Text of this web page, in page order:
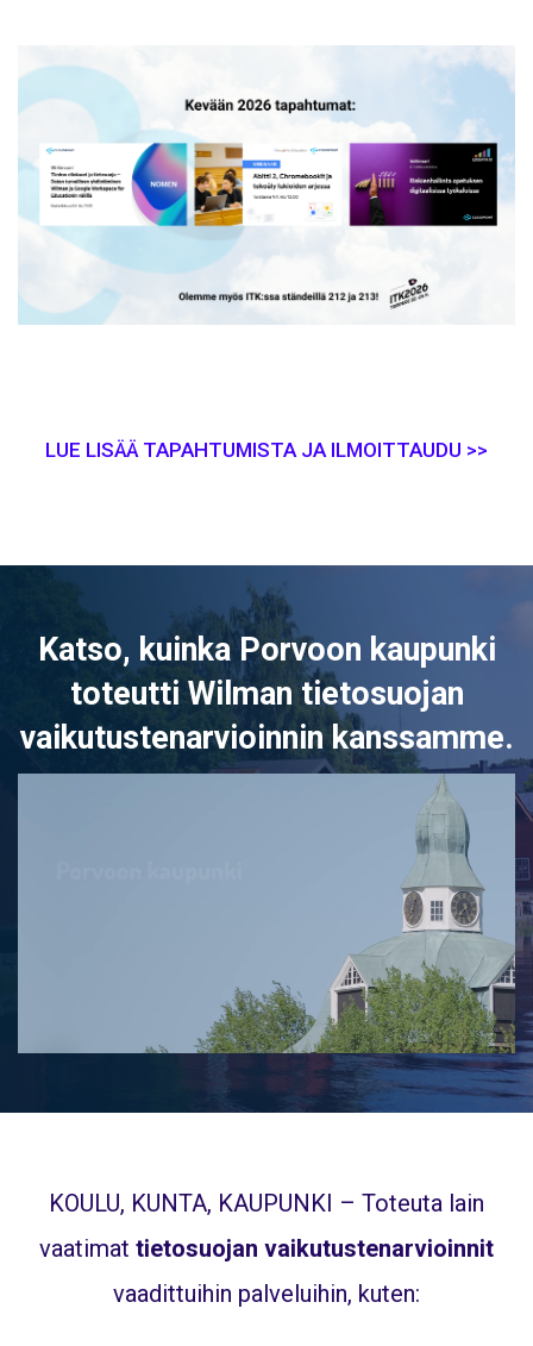
LUE LISÄÄ TAPAHTUMISTA JA ILMOITTAUDU >>
Katso, kuinka Porvoon kaupunki
toteutti Wilman tietosuojan
vaikutustenarvioinnin kanssamme.
KOULU, KUNTA, KAUPUNKI – Toteuta lain
vaatimat tietosuojan vaikutustenarvioinnit
vaadittuihin palveluihin, kuten: